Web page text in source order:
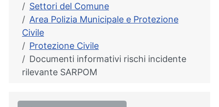
Settori del Comune
Area Polizia Municipale e Protezione
Civile
Protezione Civile
Documenti informativi rischi incidente
rilevante SARPOM